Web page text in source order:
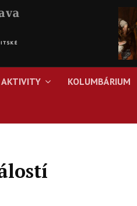
AKTIVITY KOLUMBÁRIUM